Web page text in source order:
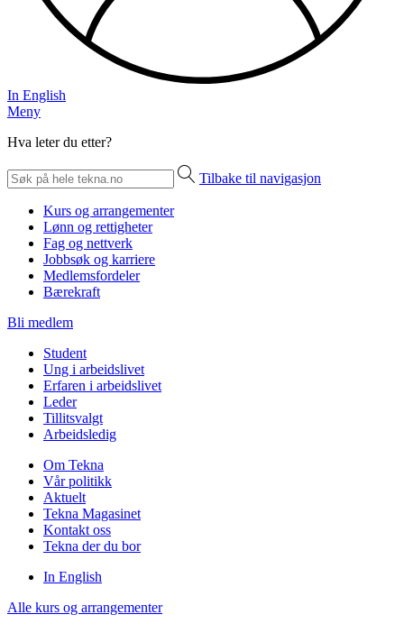
In English
Meny
Hva leter du etter?
Tilbake til navigasjon
Kurs og arrangementer
Lønn og rettigheter
Fag og nettverk
Jobbsøk og karriere
Medlemsfordeler
Bærekraft
Bli medlem
Student
Ung i arbeidslivet
Erfaren i arbeidslivet
Leder
Tillitsvalgt
Arbeidsledig
Om Tekna
Vår politikk
Aktuelt
Tekna Magasinet
Kontakt oss
Tekna der du bor
In English
Alle kurs og arrangementer